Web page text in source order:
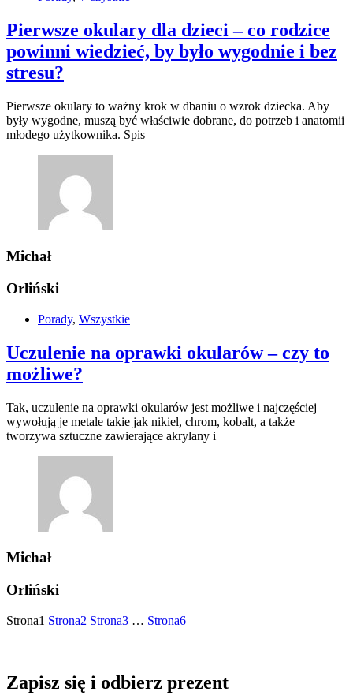
Pierwsze okulary dla dzieci – co rodzice
powinni wiedzieć, by było wygodnie i bez
stresu?
Pierwsze okulary to ważny krok w dbaniu o wzrok dziecka. Aby
były wygodne, muszą być właściwie dobrane, do potrzeb i anatomii
młodego użytkownika. Spis
Michał
Orliński
Porady, Wszystkie
Uczulenie na oprawki okularów – czy to
możliwe?
Tak, uczulenie na oprawki okularów jest możliwe i najczęściej
wywołują je metale takie jak nikiel, chrom, kobalt, a także
tworzywa sztuczne zawierające akrylany i
Michał
Orliński
Strona1 Strona2 Strona3 … Strona6
Zapisz się i odbierz prezent